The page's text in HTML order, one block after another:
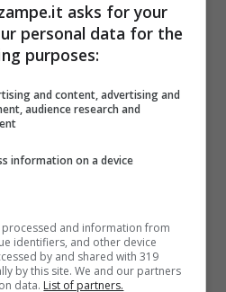
espresso rammarico
che i proprietari
colpa per l’accaduto.
spiegato:”Hanno
Patrick è
di essere catturato
il proprietario ha
dei vicini, ha
sui social per
asks for your
personal data for the
purposes:
and content, advertising and
audience research and
information on a device
and information from
identifiers, and other device
by and shared with 319
by this site. We and our partners
data. List of partners.